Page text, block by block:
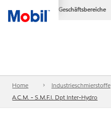
Geschäftsbereiche
Home
Industrieschmierstoffe
A.C.M. - S.M.F.I. Dpt Inter-Hydro